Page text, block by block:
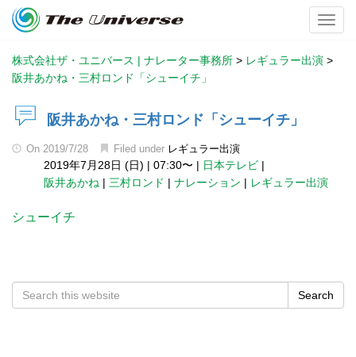
株式会社ザ・ユニバース | ナレーター事務所 > レギュラー出演 >
阪井あかね・三村ロンド「シューイチ」
阪井あかね・三村ロンド「シューイチ」
On 2019/7/28 Filed under レギュラー出演
2019年7月28日 (日) | 07:30〜 | 日本テレビ |
阪井あかね | 三村ロンド | ナレーション | レギュラー出演
シューイチ
Search